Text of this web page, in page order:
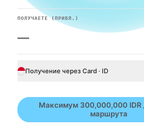
ПОЛУЧАЕТЕ(ПРИБЛ.)
—
Получение через Card · ID
Максимум 300,000,000 IDR
маршрута